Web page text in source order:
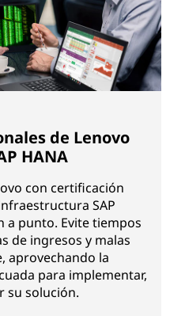
de Lenovo
HANA
con certificación
SAP
a punto. Evite tiempos
de ingresos y malas
aprovechando la
para implementar,
su solución.